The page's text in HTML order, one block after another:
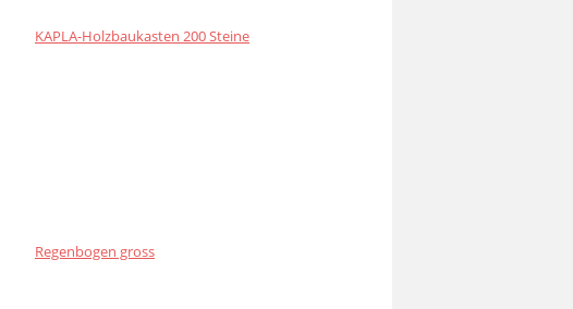
KAPLA-Holzbaukasten 200 Steine
Regenbogen gross